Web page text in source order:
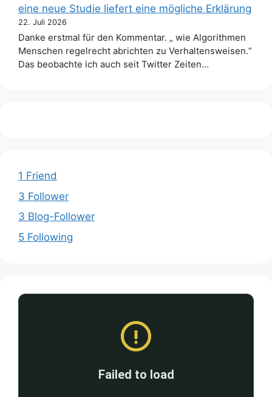
eine neue Studie liefert eine mögliche Erklärung
22. Juli 2026
Danke erstmal für den Kommentar. „ wie Algorithmen
Menschen regelrecht abrichten zu Verhaltensweisen.“
Das beobachte ich auch seit Twitter Zeiten…
1 Friend
3 Follower
3 Blog-Follower
5 Following